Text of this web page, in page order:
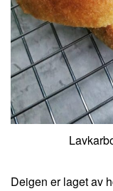
Deigen er laget av